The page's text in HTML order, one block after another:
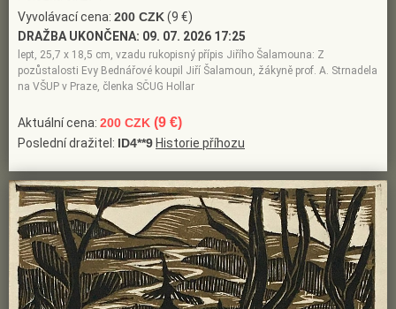
Vyvolávací cena: 200 CZK(9 €)
DRAŽBA UKONČENA: 09. 07. 2026 17:25
lept, 25,7 x 18,5 cm, vzadu rukopisný přípis Jiřího Šalamouna: Z
pozůstalosti Evy Bednářové koupil Jiří Šalamoun, žákyně prof. A. Strnadela
na VŠUP v Praze, členka SČUG Hollar
Aktuální cena: 200 CZK (9 €)
Poslední dražitel: ID4**9 Historie příhozu